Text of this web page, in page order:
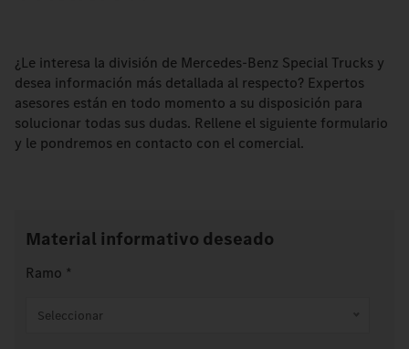
¿Le interesa la división de Mercedes-Benz Special Trucks y
desea información más detallada al respecto? Expertos
asesores están en todo momento a su disposición para
solucionar todas sus dudas. Rellene el siguiente formulario
y le pondremos en contacto con el comercial.
Material informativo deseado
Ramo *
Seleccionar